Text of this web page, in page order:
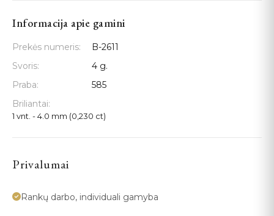
Informacija apie gamini
Prekės numeris:
B-2611
Svoris:
4 g.
Praba:
585
Briliantai:
1 vnt. - 4.0 mm (0,230 ct)
Privalumai
Rankų darbo, individuali gamyba